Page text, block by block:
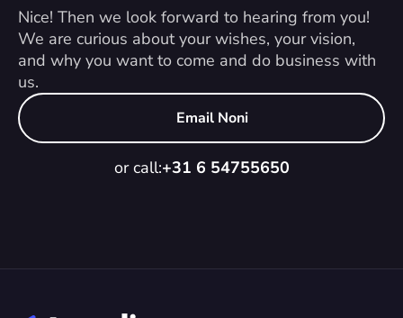
Nice! Then we look forward to hearing from you!
We are curious about your wishes, your vision,
and why you want to come and do business with
us.
Email Noni
or call:+31 6 54755650